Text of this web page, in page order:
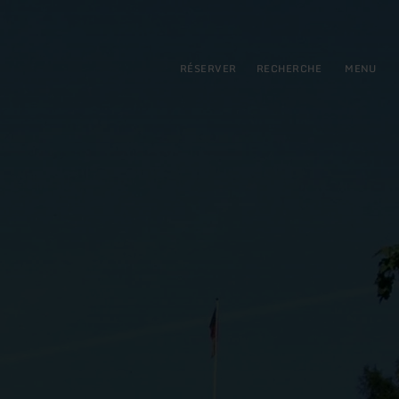
RÉSERVER RECHERCHE MENU